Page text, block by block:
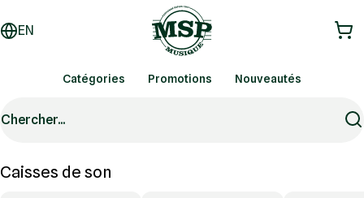
EN
Catégories Promotions Nouveautés
Chercher...
Caisses de son